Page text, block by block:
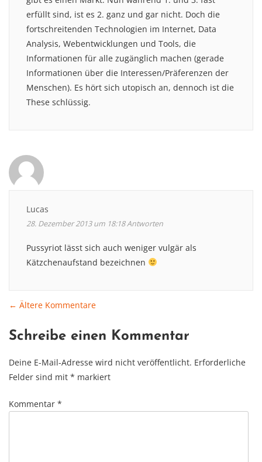
erfüllt sind, ist es 2. ganz und gar nicht. Doch die
fortschreitenden Technologien im Internet, Data
Analysis, Webentwicklungen und Tools, die
Informationen für alle zugänglich machen (gerade
Informationen über die Interessen/Präferenzen der
Menschen). Es hört sich utopisch an, dennoch ist die
These schlüssig.
Lucas
28. Dezember 2013 um 18:18Antworten
Pussyriot lässt sich auch weniger vulgär als
Kätzchenaufstand bezeichnen
Comment
← Ältere Kommentare
Schreibe einen Kommentar
Deine E-Mail-Adresse wird nicht veröffentlicht. Erforderliche
Felder sind mit * markiert
Kommentar *